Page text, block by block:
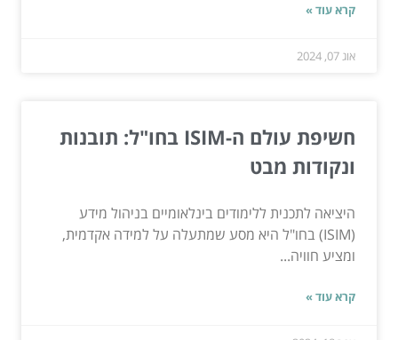
קרא עוד »
אוג 07, 2024
חשיפת עולם ה-ISIM בחו"ל: תובנות
ונקודות מבט
היציאה לתכנית ללימודים בינלאומיים בניהול מידע
(ISIM) בחו"ל היא מסע שמתעלה על למידה אקדמית,
ומציע חוויה...
קרא עוד »